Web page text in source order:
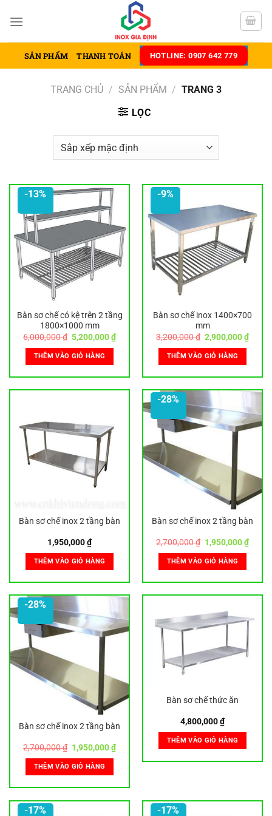
đến
SẢN PHẨM THANH TOÁN HOTLINE: 0907 642 779
TRANG CHỦ / SẢN PHẨM / TRANG 3
LỌC
-13%
Bàn sơ chế có kệ trên 2 tầng
1800×1000 mm
6,000,000₫ Giá
gốc
là:
6,000,000 ₫.
5,200,000₫Giá
hiện
5,200,000 ₫.
THÊM VÀO GIỎ HÀNG
-9%
Bàn sơ chế inox 1400×700
mm
3,200,000₫ Giá
gốc
là:
3,200,000 ₫.
2,900,000₫Giá
hiện
THÊM VÀO GIỎ HÀNG
Bàn sơ chế inox 2 tầng bàn
1,950,000₫
THÊM VÀO GIỎ HÀNG
-28%
Bàn sơ chế inox 2 tầng bàn
2,700,000₫ Giá
gốc
là:
2,700,000 ₫.
1,950,000₫Giá
hiện
THÊM VÀO GIỎ HÀNG
-28%
Bàn sơ chế inox 2 tầng bàn
2,700,000₫ Giá
gốc
là:
2,700,000 ₫.
1,950,000₫Giá
hiện
THÊM VÀO GIỎ HÀNG
Bàn sơ chế thức ăn
4,800,000₫
THÊM VÀO GIỎ HÀNG
-17% -17%